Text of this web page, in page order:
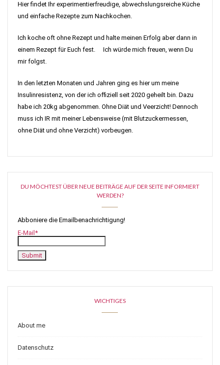
Hier findet Ihr experimentierfreudige, abwechslungsreiche Küche
und einfache Rezepte zum Nachkochen.
Ich koche oft ohne Rezept und halte meinen Erfolg aber dann in
einem Rezept für Euch fest. Ich würde mich freuen, wenn Du
mir folgst.
In den letzten Monaten und Jahren ging es hier um meine
Insulinresistenz, von der ich offiziell seit 2020 geheilt bin. Dazu
habe ich 20kg abgenommen. Ohne Diät und Veerzicht! Dennoch
muss ich IR mit meiner Lebensweise (mit Blutzuckermessen,
ohne Diät und ohne Verzicht) vorbeugen.
DU MÖCHTEST ÜBER NEUE BEITRÄGE AUF DER SEITE INFORMIERT
WERDEN?
Abboniere die Emailbenachrichtigung!
E-Mail*
WICHTIGES
About me
Datenschutz